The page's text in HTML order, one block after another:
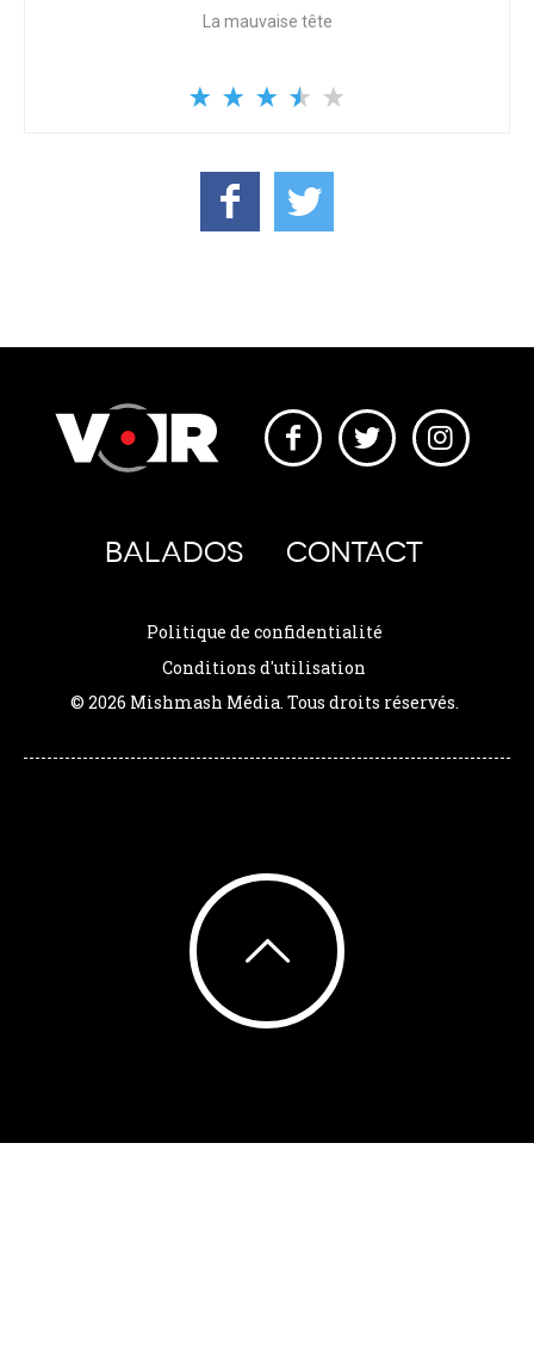
La mauvaise tête
BALADOS CONTACT
Politique de confidentialité
Conditions d'utilisation
© 2026 Mishmash Média. Tous droits réservés.